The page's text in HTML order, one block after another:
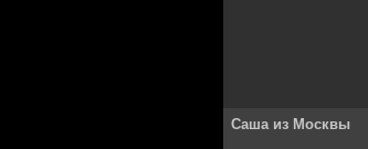
Саша из Москвы